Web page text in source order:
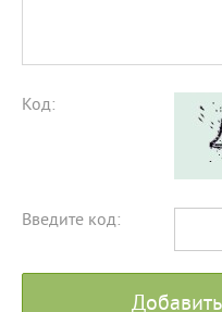
Код:
Введите код: